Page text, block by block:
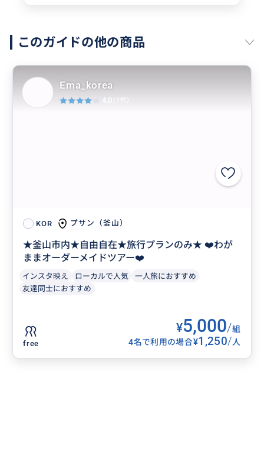
このガイドの他の商品
KOR プサン（釜山）
★釜山市内★自由自在★旅行プランのみ★ ❤️わが
ままオーダーメイドツアー❤️
インスタ映え ローカルで人気
一人旅におすすめ
友達同士におすすめ
free
¥5,000/組
4名で利用の場合¥1,250/人
Ema_korea
4.0 (1件)